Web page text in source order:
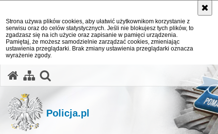
Strona używa plików cookies, aby ułatwić użytkownikom korzystanie z
serwisu oraz do celów statystycznych. Jeśli nie blokujesz tych plików, to
zgadzasz się na ich użycie oraz zapisanie w pamięci urządzenia.
Pamiętaj, że możesz samodzielnie zarządzać cookies, zmieniając
ustawienia przeglądarki. Brak zmiany ustawienia przeglądarki oznacza
wyrażenie zgody.
Policja.pl